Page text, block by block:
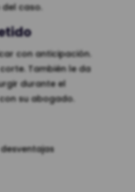
caso.
con anticipación.
También le da
durante el
su abogado.